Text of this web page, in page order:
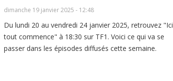
dimanche 19 janvier 2025 - 12:48
Du lundi 20 au vendredi 24 janvier 2025, retrouvez "Ici
tout commence" à 18:30 sur TF1. Voici ce qui va se
passer dans les épisodes diffusés cette semaine.